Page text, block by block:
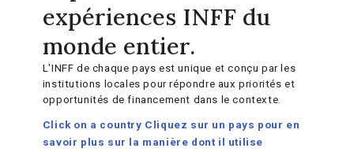
expériences INFF du
monde entier.
L'INFF de chaque pays est unique et conçu par les
institutions locales pour répondre aux priorités et
opportunités de financement dans le contexte.
Click on a country Cliquez sur un pays pour en
savoir plus sur la manière dont il utilise